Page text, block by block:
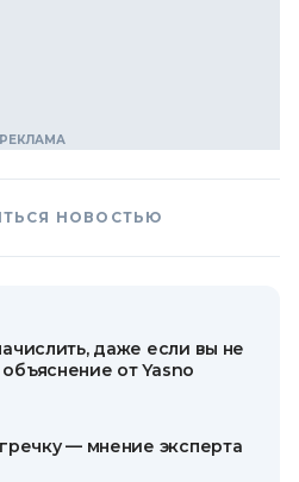
НОВОСТЬЮ
даже если вы не
от Yasno
— мнение эксперта